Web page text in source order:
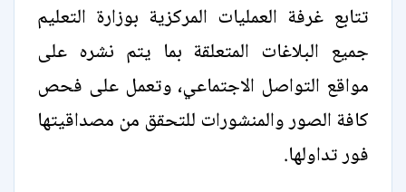
تتابع غرفة العمليات المركزية بوزارة التعليم
جميع البلاغات المتعلقة بما يتم نشره على
مواقع التواصل الاجتماعي، وتعمل على فحص
كافة الصور والمنشورات للتحقق من مصداقيتها
فور تداولها.